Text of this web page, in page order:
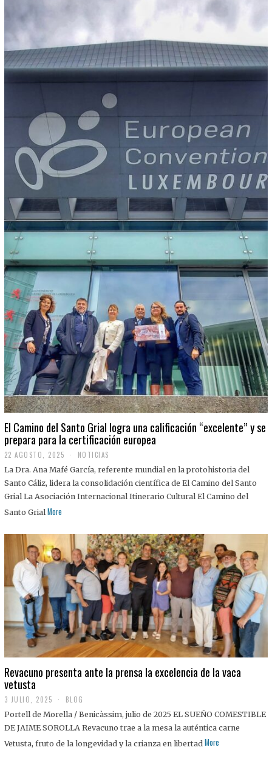
El Camino del Santo Grial logra una calificación “excelente” y se
prepara para la certificación europea
22 AGOSTO, 2025
2
A
G
O
S
2
5
NOTICIAS
La Dra. Ana Mafé García, referente mundial en la protohistoria del
Santo Cáliz, lidera la consolidación científica de El Camino del Santo
Grial La Asociación Internacional Itinerario Cultural El Camino del
Santo Grial More
Revacuno presenta ante la prensa la excelencia de la vaca
vetusta
3 JULIO, 2025
J
U
I
BLOG
Portell de Morella / Benicàssim, julio de 2025 EL SUEÑO COMESTIBLE
DE JAIME SOROLLA Revacuno trae a la mesa la auténtica carne
Vetusta, fruto de la longevidad y la crianza en libertad More